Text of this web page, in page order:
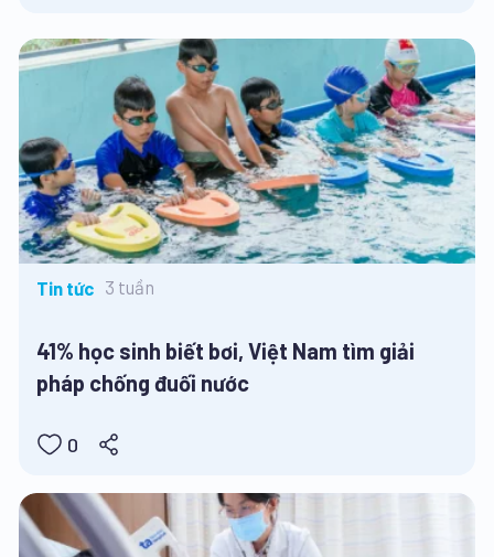
Tin tức 3 tuần
41% học sinh biết bơi, Việt Nam tìm giải
pháp chống đuối nước
0